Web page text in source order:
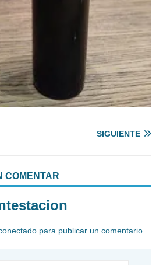
SIGUIENTE
COMENTAR
para publicar un comentario.